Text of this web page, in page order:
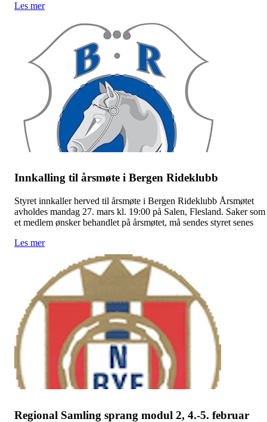
Les mer
Innkalling til årsmøte i Bergen Rideklubb
Styret innkaller herved til årsmøte i Bergen Rideklubb Årsmøtet
avholdes mandag 27. mars kl. 19:00 på Salen, Flesland. Saker som
et medlem ønsker behandlet på årsmøtet, må sendes styret senes
Les mer
Regional Samling sprang modul 2, 4.-5. februar